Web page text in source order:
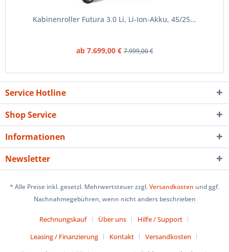
Kabinenroller Futura 3.0 Li, Li-Ion-Akku, 45/25...
ab 7.699,00 € 7.999,00 €
Service Hotline
Shop Service
Informationen
Newsletter
* Alle Preise inkl. gesetzl. Mehrwertsteuer zzgl.Versandkosten und ggf.
Nachnahmegebühren, wenn nicht anders beschrieben
Rechnungskauf Über uns
Hilfe / Support
Leasing / Finanzierung
Kontakt
Versandkosten